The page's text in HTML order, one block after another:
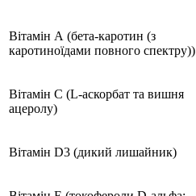
Вітамін А (бета-каротин (з
каротиноїдами повного спектру))
Вітамін C (L-аскорбат та вишня
ацеролу)
Вітамін D3 (дикий лишайник)